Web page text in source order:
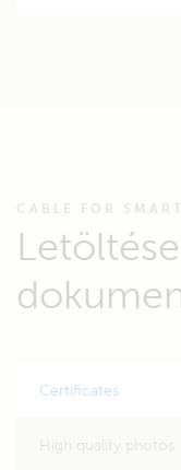
CABLE FOR
Certificates